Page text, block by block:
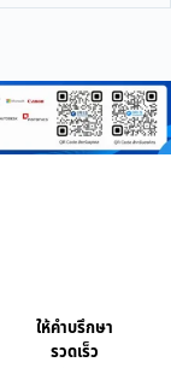
ให้คำบรึกษา
รวดเร็ว